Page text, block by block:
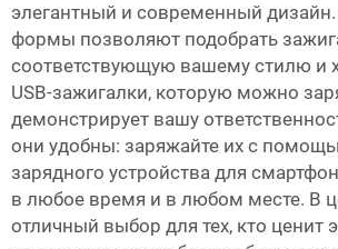
элегантный и современный
формы позволяют подобрать
соответствующую вашему стилю и
USB-зажигалки, которую можно
демонстрирует вашу
они удобны: заряжайте их с
зарядного устройства для
в любое время и в любом месте. В
отличный выбор для тех, кто ценит